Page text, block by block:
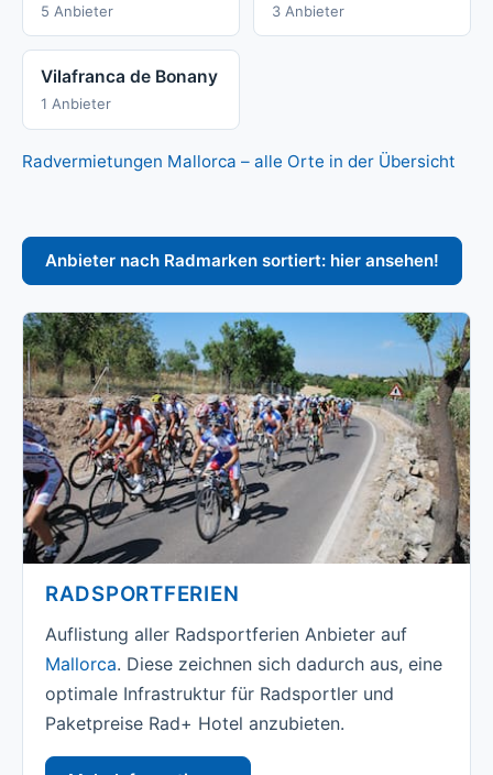
5 Anbieter 3 Anbieter
Vilafranca de Bonany
1 Anbieter
Radvermietungen Mallorca – alle Orte in der Übersicht
Anbieter nach Radmarken sortiert: hier ansehen!
RADSPORTFERIEN
Auflistung aller Radsportferien Anbieter auf
Mallorca. Diese zeichnen sich dadurch aus, eine
optimale Infrastruktur für Radsportler und
Paketpreise Rad+ Hotel anzubieten.